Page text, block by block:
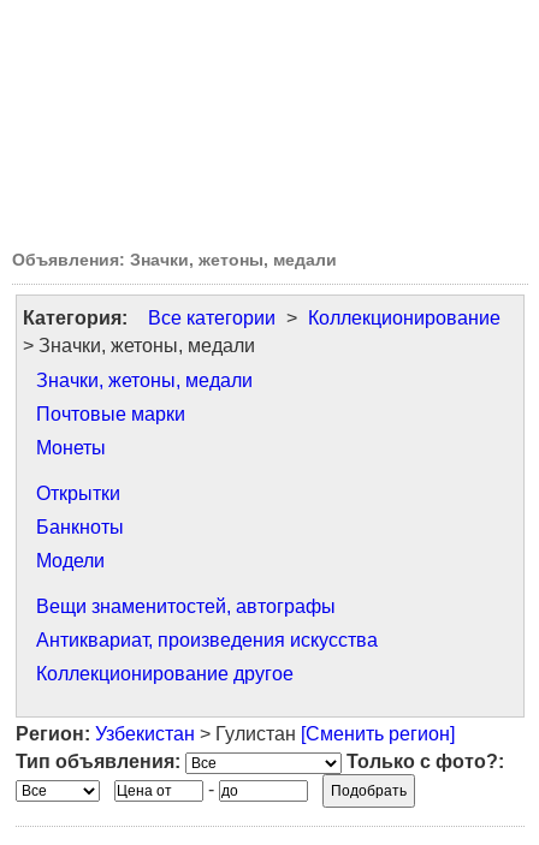
Объявления: Значки, жетоны, медали
Категория: Все категории >
Коллекционирование
> Значки, жетоны, медали
Значки, жетоны, медали
Почтовые марки
Монеты
Открытки
Банкноты
Модели
Вещи знаменитостей, автографы
Антиквариат, произведения искусства
Коллекционирование другое
Регион: Узбекистан > Гулистан [Сменить регион]
Тип объявления:
Только с фото?:
-